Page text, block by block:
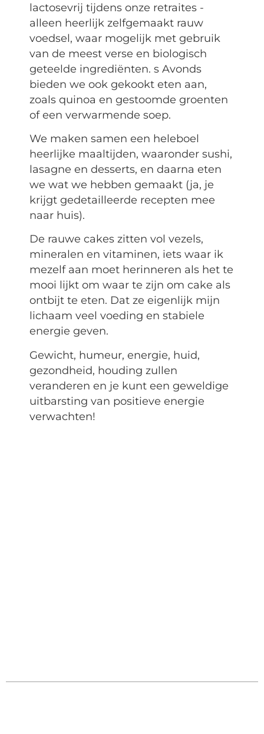
lactosevrij tijdens onze retraites -
alleen heerlijk zelfgemaakt rauw
voedsel, waar mogelijk met gebruik
van de meest verse en biologisch
geteelde ingrediënten. s Avonds
bieden we ook gekookt eten aan,
zoals quinoa en gestoomde groenten
of een verwarmende soep.
We maken samen een heleboel
heerlijke maaltijden, waaronder sushi,
lasagne en desserts, en daarna eten
we wat we hebben gemaakt (ja, je
krijgt gedetailleerde recepten mee
naar huis).
De rauwe cakes zitten vol vezels,
mineralen en vitaminen, iets waar ik
mezelf aan moet herinneren als het te
mooi lijkt om waar te zijn om cake als
ontbijt te eten. Dat ze eigenlijk mijn
lichaam veel voeding en stabiele
energie geven.
Gewicht, humeur, energie, huid,
gezondheid, houding zullen
veranderen en je kunt een geweldige
uitbarsting van positieve energie
verwachten!